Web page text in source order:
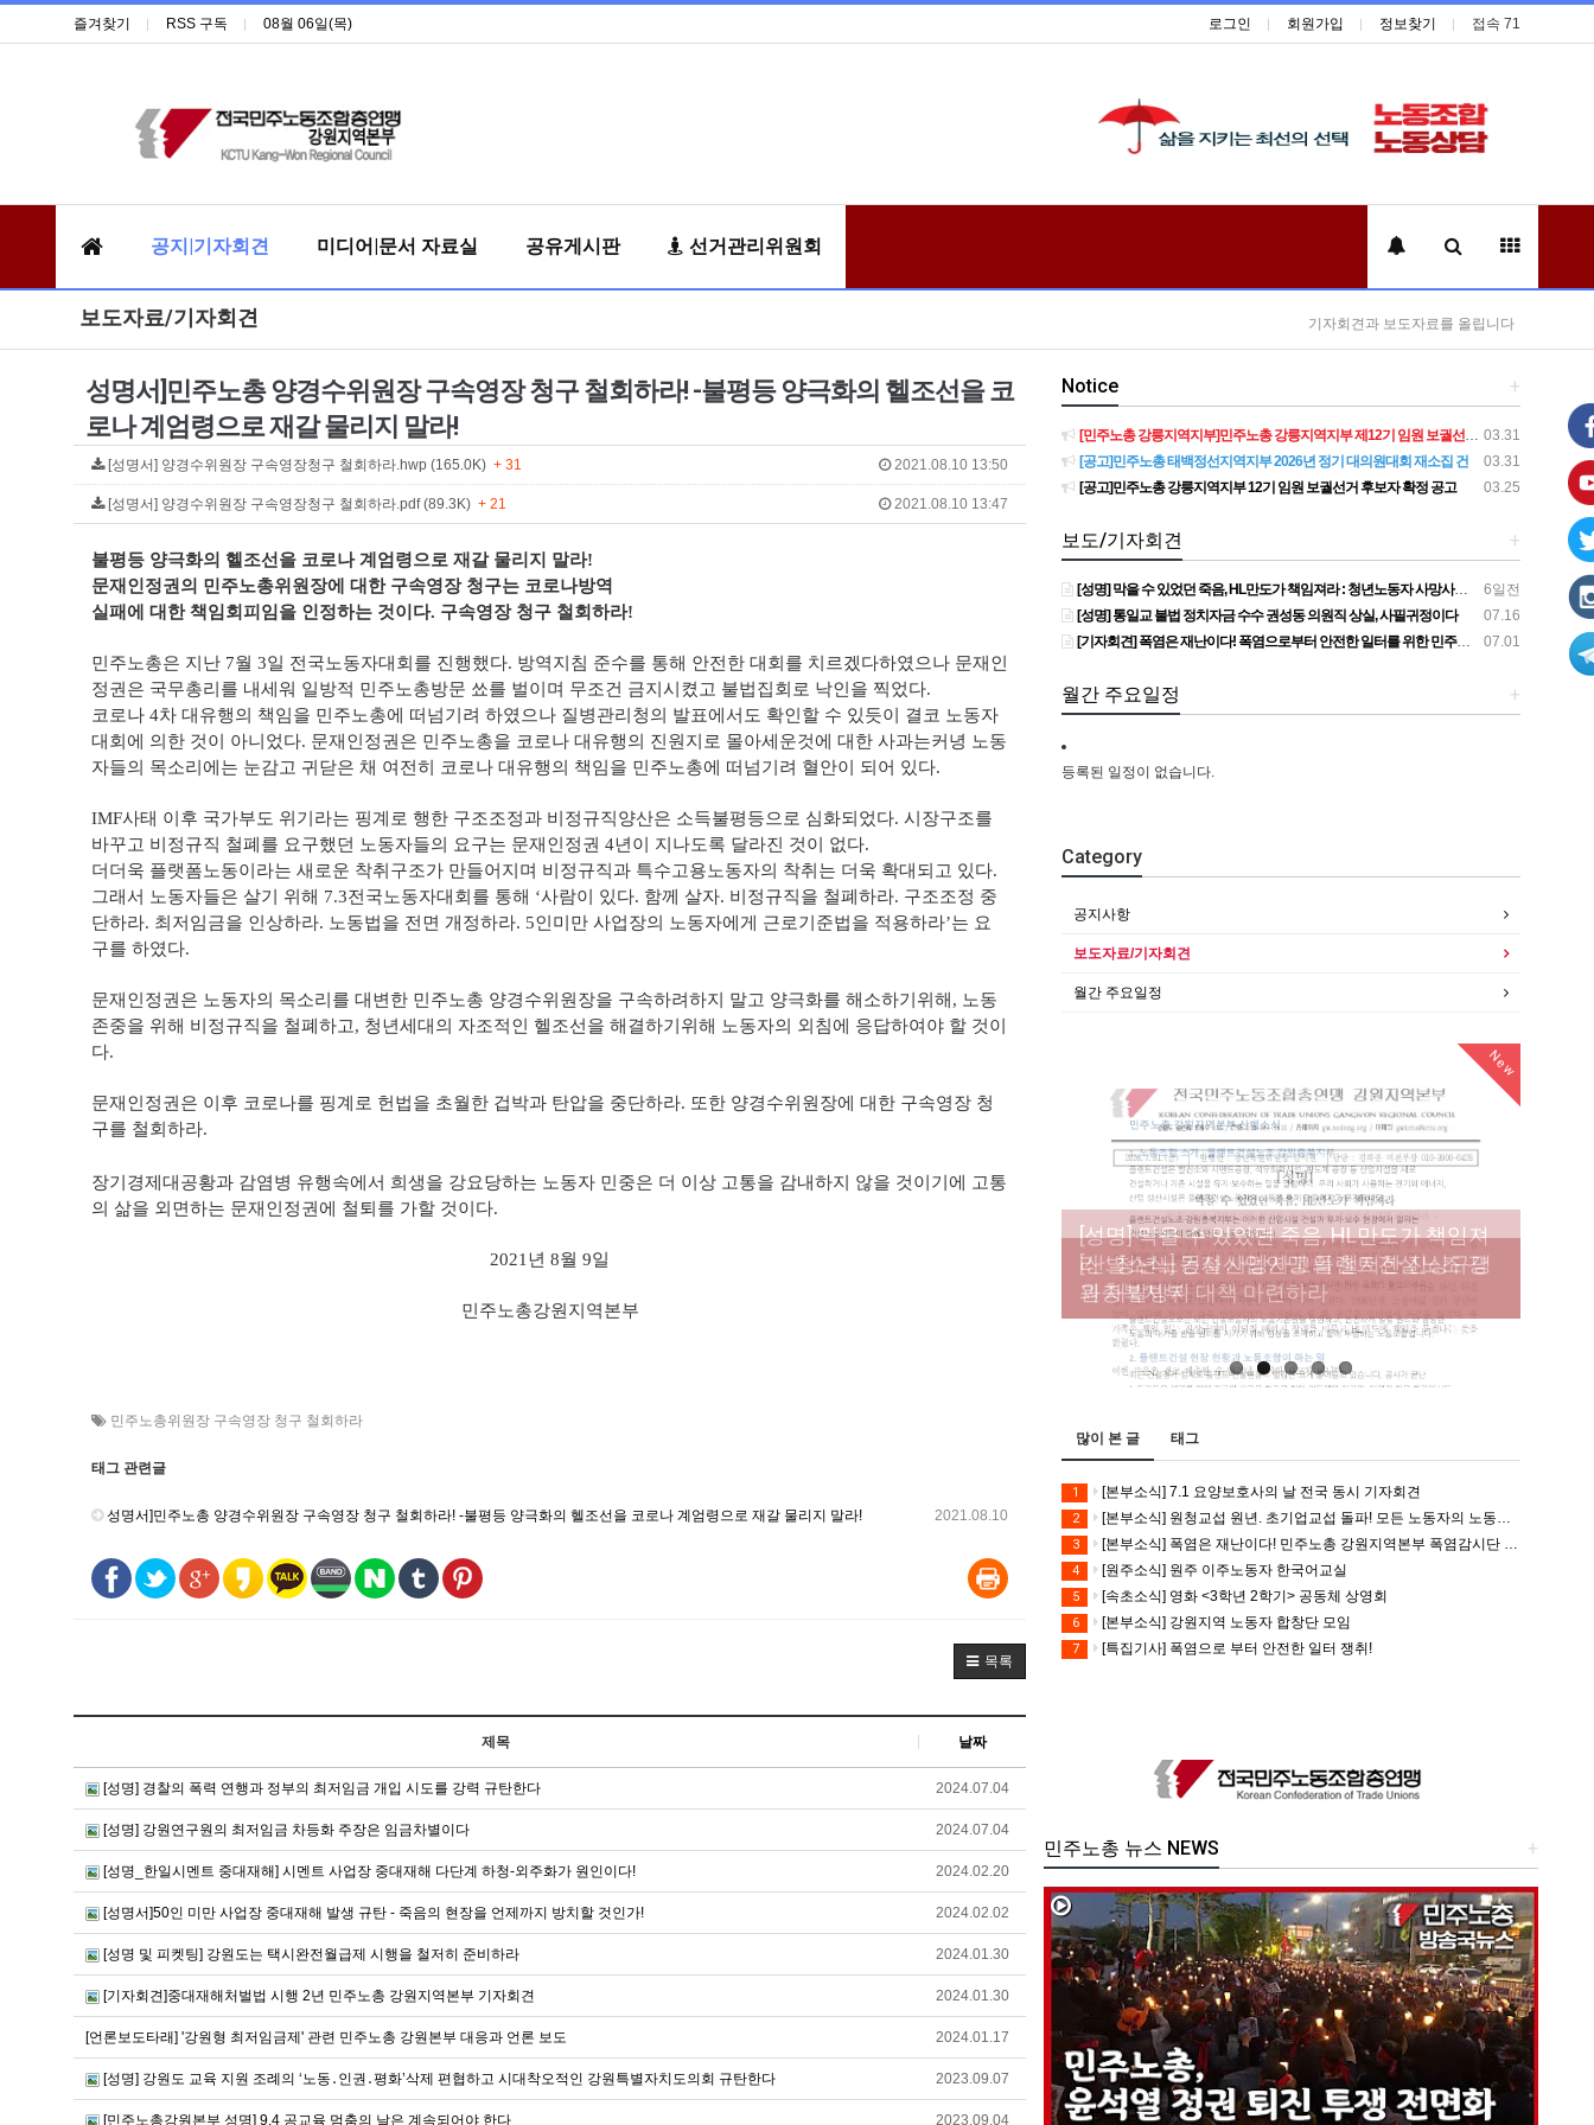
즐겨찾기 RSS 구독 08월 06일(목) 로그인 회원가입 정보찾기 접속 71
공지|기자회견 미디어|문서 자료실 공유게시판 선거관리위원회
보도자료/기자회견 기자회견과 보도자료를 올립니다
성명서]민주노총 양경수위원장 구속영장 청구 철회하라! -불평등 양극화의 헬조선을 코
로나 계엄령으로 재갈 물리지 말라!
2021.08.10 13:50
[성명서] 양경수위원장 구속영장청구 철회하라.hwp (165.0K) + 31
2021.08.10 13:47
[성명서] 양경수위원장 구속영장청구 철회하라.pdf (89.3K) + 21
불평등 양극화의 헬조선을 코로나 계엄령으로 재갈 물리지 말라!
문재인정권의 민주노총위원장에 대한 구속영장 청구는 코로나방역
실패에 대한 책임회피임을 인정하는 것이다. 구속영장 청구 철회하라!
민주노총은 지난 7월 3일 전국노동자대회를 진행했다. 방역지침 준수를 통해 안전한 대회를 치르겠다하였으나 문재인
정권은 국무총리를 내세워 일방적 민주노총방문 쑈를 벌이며 무조건 금지시켰고 불법집회로 낙인을 찍었다.
코로나 4차 대유행의 책임을 민주노총에 떠넘기려 하였으나 질병관리청의 발표에서도 확인할 수 있듯이 결코 노동자
대회에 의한 것이 아니었다. 문재인정권은 민주노총을 코로나 대유행의 진원지로 몰아세운것에 대한 사과는커녕 노동
자들의 목소리에는 눈감고 귀닫은 채 여전히 코로나 대유행의 책임을 민주노총에 떠넘기려 혈안이 되어 있다.
IMF사태 이후 국가부도 위기라는 핑계로 행한 구조조정과 비정규직양산은 소득불평등으로 심화되었다. 시장구조를
바꾸고 비정규직 철폐를 요구했던 노동자들의 요구는 문재인정권 4년이 지나도록 달라진 것이 없다.
더더욱 플랫폼노동이라는 새로운 착취구조가 만들어지며 비정규직과 특수고용노동자의 착취는 더욱 확대되고 있다.
그래서 노동자들은 살기 위해 7.3전국노동자대회를 통해 ‘사람이 있다. 함께 살자. 비정규직을 철폐하라. 구조조정 중
단하라. 최저임금을 인상하라. 노동법을 전면 개정하라. 5인미만 사업장의 노동자에게 근로기준법을 적용하라’는 요
구를 하였다.
문재인정권은 노동자의 목소리를 대변한 민주노총 양경수위원장을 구속하려하지 말고 양극화를 해소하기위해, 노동
존중을 위해 비정규직을 철폐하고, 청년세대의 자조적인 헬조선을 해결하기위해 노동자의 외침에 응답하여야 할 것이
다.
문재인정권은 이후 코로나를 핑계로 헌법을 초월한 겁박과 탄압을 중단하라. 또한 양경수위원장에 대한 구속영장 청
구를 철회하라.
장기경제대공황과 감염병 유행속에서 희생을 강요당하는 노동자 민중은 더 이상 고통을 감내하지 않을 것이기에 고통
의 삶을 외면하는 문재인정권에 철퇴를 가할 것이다.
2021년 8월 9일
민주노총강원지역본부
민주노총위원장 구속영장 청구 철회하라
태그 관련글
2021.08.10
성명서]민주노총 양경수위원장 구속영장 청구 철회하라! -불평등 양극화의 헬조선을 코로나 계엄령으로 재갈 물리지 말라!
목록
제목 날짜
[성명] 경찰의 폭력 연행과 정부의 최저임금 개입 시도를 강력 규탄한다 2024.07.04
[성명] 강원연구원의 최저임금 차등화 주장은 임금차별이다 2024.07.04
[성명_한일시멘트 중대재해] 시멘트 사업장 중대재해 다단계 하청-외주화가 원인이다! 2024.02.20
[성명서]50인 미만 사업장 중대재해 발생 규탄 - 죽음의 현장을 언제까지 방치할 것인가! 2024.02.02
[성명 및 피켓팅] 강원도는 택시완전월급제 시행을 철저히 준비하라 2024.01.30
[기자회견]중대재해처벌법 시행 2년 민주노총 강원지역본부 기자회견 2024.01.30
[언론보도타래] '강원형 최저임금제' 관련 민주노총 강원본부 대응과 언론 보도 2024.01.17
[성명] 강원도 교육 지원 조례의 ‘노동․인권․평화’삭제 편협하고 시대착오적인 강원특별자치도의회 규탄한다 2023.09.07
[민주노총강원본부 성명] 9.4 공교육 멈춤의 날은 계속되어야 한다 2023.09.04
+
Notice
03.31
[민주노총 강릉지역지부]민주노총 강릉지역지부 제12기 임원 보궐선거결과 공고
03.31
[공고]민주노총 태백정선지역지부 2026년 정기 대의원대회 재소집 건
03.25
[공고]민주노총 강릉지역지부 12기 임원 보궐선거 후보자 확정 공고
+
보도/기자회견
6일전
[성명] 막을 수 있었던 죽음, HL만도가 책임져라 : 청년노동자 사망사고의 철저한 진상규명과 재발방지 대책 마련하라
07.16
[성명] 통일교 불법 정치자금 수수 권성동 의원직 상실, 사필귀정이다
07.01
[기자회견] 폭염은 재난이다! 폭염으로부터 안전한 일터를 위한 민주노총 강원지역본부 폭염감시단 선포 기자회견
+
월간 주요일정
등록된 일정이 없습니다.
Category
공지사항
보도자료/기자회견
월간 주요일정
New
[성명] 막을 수 있었던 죽음, HL만도가 책임져
라 : 청년노동자 사망사고의 철저한 진상규명
과 재발방지 대책 마련하라
New
[산별소식] 건설산업연맹 플랜트건설노조 강
원충북지부
New
[강릉,속초,원주,춘천] 폭염감시단 사업 이모저
모
New
[조합원☆인터뷰] 서비스연맹 전국학교비정
규직노동조합 강원지부 김유미 춘천지회장
[본부소식] 강원지역 노동자 합창단 모임
많이 본 글 태그
1 [본부소식] 7.1 요양보호사의 날 전국 동시 기자회견
2 [본부소식] 원청교섭 원년. 초기업교섭 돌파! 모든 노동자의 노동기본권 쟁취! 민주노총 7.15 총파업대회
3 [본부소식] 폭염은 재난이다! 민주노총 강원지역본부 폭염감시단 선포 기자회견
4 [원주소식] 원주 이주노동자 한국어교실
5 [속초소식] 영화 <3학년 2학기> 공동체 상영회
6 [본부소식] 강원지역 노동자 합창단 모임
7 [특집기사] 폭염으로 부터 안전한 일터 쟁취!
+
민주노총 뉴스 NEWS